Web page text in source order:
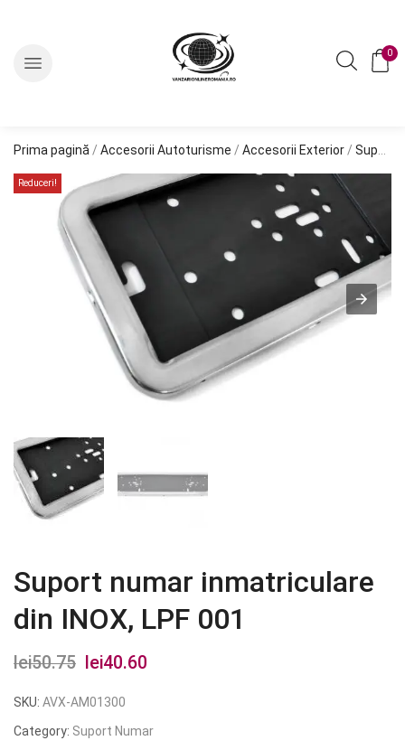
0
Prima pagină / Accesorii Autoturisme / Accesorii Exterior / Suport Numar
Reduceri!
Suport numar inmatriculare
din INOX, LPF 001
lei50.75
Prețul
inițial
a
lei40.60
este:
SKU: AVX-AM01300
Category: Suport Numar